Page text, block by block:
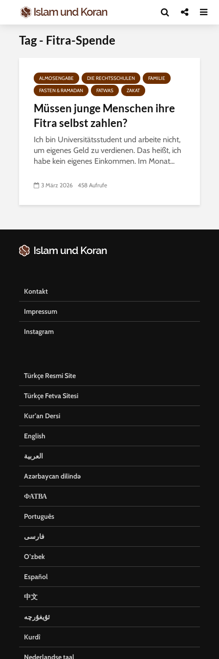
Tag - Fitra-Spende
ALMOSENGABE DIE RECHTSSCHULEN
FAMILIE
FASTEN & RAMADAN
FATWAS ZAKAT
Müssen junge Menschen ihre
Fitra selbst zahlen?
Ich bin Universitätsstudent und arbeite nicht,
um eigenes Geld zu verdienen. Das heißt, ich
habe kein eigenes Einkommen. Im Monat...
3 März 2026 458 Aufrufe
Kontakt
Impressum
Instagram
Türkçe Resmi Site
Türkçe Fetva Sitesi
Kur’an Dersi
English
العربية
Azərbaycan dilində
ФАТВА
Português
فارسی
O’zbek
Español
中文
ئۇيغۇرچە
Kurdî
Nederlandse taal